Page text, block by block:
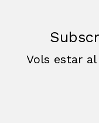
Vols estar